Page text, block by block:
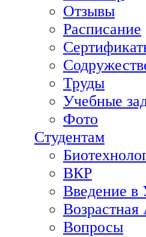
Отзывы
Расписание
Труды
Учебные
Фото
Студентам
ВКР
Введение в
Вопросы